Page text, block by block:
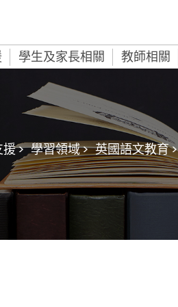
學生及家長相關 教師相關
> 學習領域 > 英國語文教育 >